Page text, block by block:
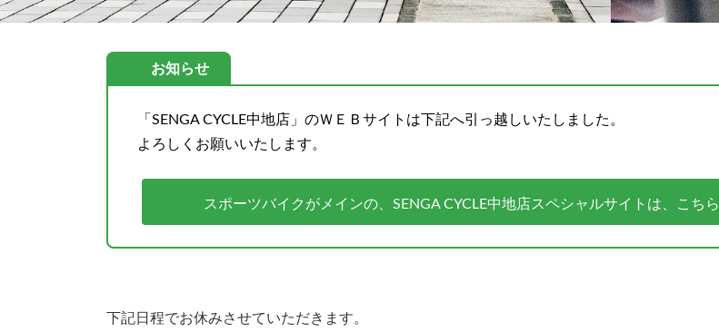
お知らせ
「SENGA CYCLE中地店」のＷＥＢサイトは下記へ引っ越しいたしました。
よろしくお願いいたします。
スポーツバイクがメインの、SENGA CYCLE中地店スペシャルサイトは、こちら
下記日程でお休みさせていただきます。